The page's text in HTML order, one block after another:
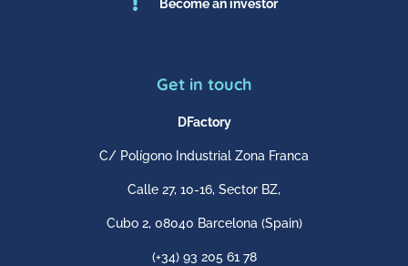
 Become an investor
Get in touch
DFactory
C/ Polígono Industrial Zona Franca
Calle 27, 10-16, Sector BZ,
Cubo 2, 08040 Barcelona(Spain)
(+34) 93 205 61 78